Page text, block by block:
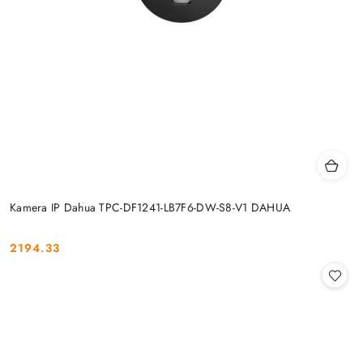
Kamera IP Dahua TPC-DF1241-LB7F6-DW-S8-V1 DAHUA
Cena:
2194.33